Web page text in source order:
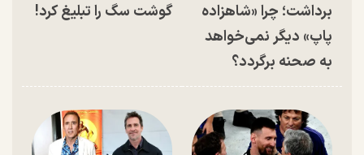
برداشت؛ چرا «شاهزاده
پاپ» دیگر نمی‌خواهد
به صحنه برگردد؟
گوشت سگ را تبلیغ کرد!